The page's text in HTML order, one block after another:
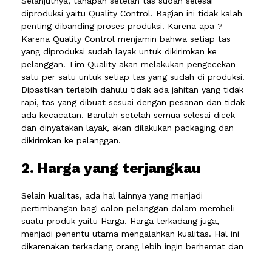
diproduksi yaitu Quality Control. Bagian ini tidak kalah
penting dibanding proses produksi. Karena apa ?
Karena Quality Control menjamin bahwa setiap tas
yang diproduksi sudah layak untuk dikirimkan ke
pelanggan. Tim Quality akan melakukan pengecekan
satu per satu untuk setiap tas yang sudah di produksi.
Dipastikan terlebih dahulu tidak ada jahitan yang tidak
rapi, tas yang dibuat sesuai dengan pesanan dan tidak
ada kecacatan. Barulah setelah semua selesai dicek
dan dinyatakan layak, akan dilakukan packaging dan
dikirimkan ke pelanggan.
2. Harga yang terjangkau
Selain kualitas, ada hal lainnya yang menjadi
pertimbangan bagi calon pelanggan dalam membeli
suatu produk yaitu Harga. Harga terkadang juga,
menjadi penentu utama mengalahkan kualitas. Hal ini
dikarenakan terkadang orang lebih ingin berhemat dan